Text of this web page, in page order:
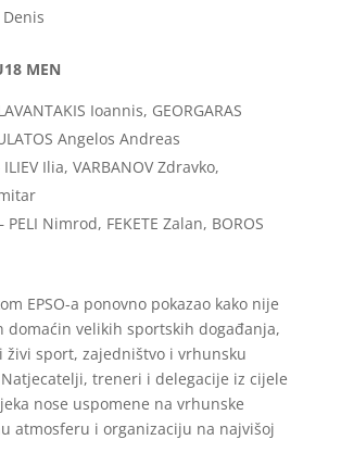
Denis
MEN
Ioannis, GEORGARAS
Angelos Andreas
Ilia, VARBANOV Zdravko,
Nimrod, FEKETE Zalan, BOROS
EPSO-a ponovno pokazao kako nije
domaćin velikih sportskih događanja,
živi sport, zajedništvo i vrhunsku
treneri i delegacije iz cijele
nose uspomene na vrhunske
atmosferu i organizaciju na najvišoj